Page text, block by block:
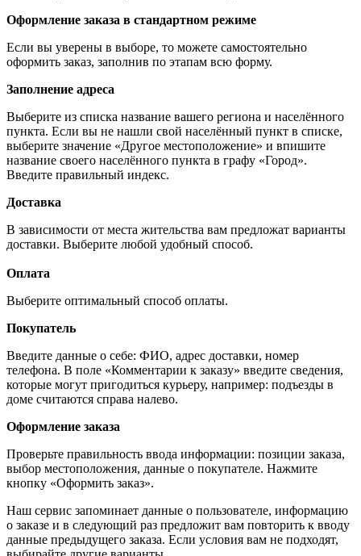
Оформление заказа в стандартном режиме
Если вы уверены в выборе, то можете самостоятельно
оформить заказ, заполнив по этапам всю форму.
Заполнение адреса
Выберите из списка название вашего региона и населённого
пункта. Если вы не нашли свой населённый пункт в списке,
выберите значение «Другое местоположение» и впишите
название своего населённого пункта в графу «Город».
Введите правильный индекс.
Доставка
В зависимости от места жительства вам предложат варианты
доставки. Выберите любой удобный способ.
Оплата
Выберите оптимальный способ оплаты.
Покупатель
Введите данные о себе: ФИО, адрес доставки, номер
телефона. В поле «Комментарии к заказу» введите сведения,
которые могут пригодиться курьеру, например: подъезды в
доме считаются справа налево.
Оформление заказа
Проверьте правильность ввода информации: позиции заказа,
выбор местоположения, данные о покупателе. Нажмите
кнопку «Оформить заказ».
Наш сервис запоминает данные о пользователе, информацию
о заказе и в следующий раз предложит вам повторить к вводу
данные предыдущего заказа. Если условия вам не подходят,